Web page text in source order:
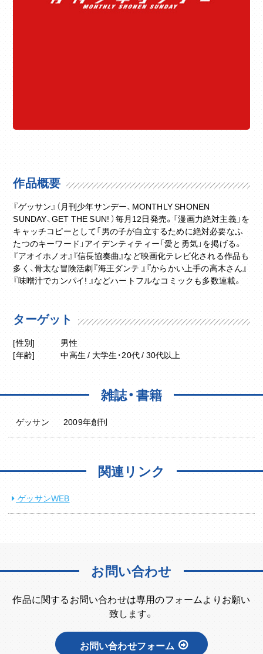
作品概要
『ゲッサン』（月刊少年サンデー、MONTHLY SHONEN
SUNDAY、GET THE SUN! ）毎月12日発売。「漫画力絶対主義」を
キャッチコピーとして「男の子が自立するために絶対必要なふ
たつのキーワード」アイデンティティー「愛と勇気」を掲げる。
『アオイホノオ』『信長協奏曲』など映画化テレビ化される作品も
多く、骨太な冒険活劇『海王ダンテ 』『からかい上手の高木さん』
『味噌汁でカンパイ! 』などハートフルなコミックも多数連載。
ターゲット
[性別]
男性
[年齢]
中高生 / 大学生・20代 / 30代以上
雑誌・書籍
ゲッサン 2009年創刊
関連リンク
ゲッサンWEB
お問い合わせ
作品に関するお問い合わせは専用のフォームよりお願い
致します。
お問い合わせフォーム